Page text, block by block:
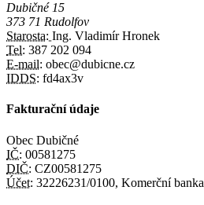
Dubičné 15
373 71 Rudolfov
Starosta: Ing. Vladimír Hronek
Tel: 387 202 094
E-mail: obec@dubicne.cz
IDDS: fd4ax3v
Fakturační údaje
Obec Dubičné
IČ: 00581275
DIČ: CZ00581275
Účet: 32226231/0100, Komerční banka